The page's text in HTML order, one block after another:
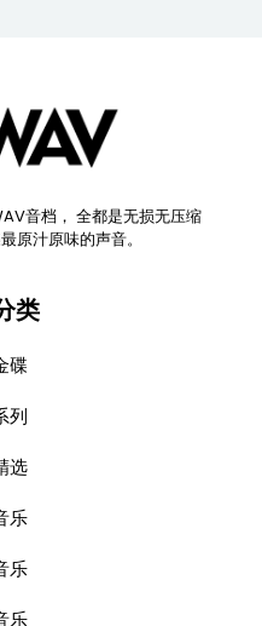
音档， 全都是无损无压缩
原汁原味的声音。
类
碟
列
选
乐
乐
乐